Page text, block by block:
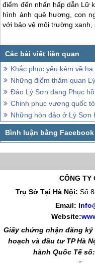
điểm đến nhấn hấp dẫn Lữ
hình ảnh quê hương, con
với bảo vệ môi trường xanh,
Khắc phục yếu kém về
Những điểm thăm quan
Đảo Lý Sơn đang Phục
Chinh phục vương quốc
Những hòn đảo ở Lý Sơn
CÔNG TY
Trụ Sở Tại Hà Nội: Số
Email:
Website:
Giấy chứng nhận đăng ký
hoạch và đầu tư TP Hà
hành Quốc Tế số: